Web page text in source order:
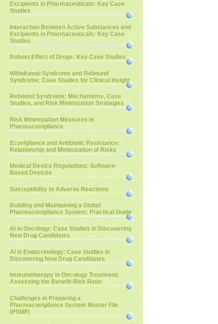
Excipients in Pharmaceuticals: Key Case
Studies
Interaction Between Active Substances and
Excipients in Pharmaceuticals: Key Case
Studies
Robust Effect of Drugs: Key Case Studies
Withdrawal Syndrome and Rebound
Syndrome: Case Studies for Clinical Insight
Rebound Syndrome: Mechanisms, Case
Studies, and Risk Minimization Strategies
Risk Minimization Measures in
Pharmacovigilance
Ecovigilance and Antibiotic Resistance:
Relationship and Minimization of Risks
Medical Device Regulations: Software-
Based Devices
Susceptibility to Adverse Reactions
Building and Maintaining a Global
Pharmacovigilance System: Practical Guide
AI in Oncology: Case Studies in Discovering
New Drug Candidates
AI in Endocrinology: Case Studies in
Discovering New Drug Candidates
Immunotherapy in Oncology Treatment:
Assessing the Benefit-Risk Ratio
Challenges in Preparing a
Pharmacovigilance System Master File
(PSMF)